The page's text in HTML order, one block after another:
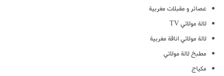
عصائر و مقبلات مغربية
لالة مولاتي TV
لالة مولاتي اناقة مغربية
مطبخ لالة مولاتي
مكياج